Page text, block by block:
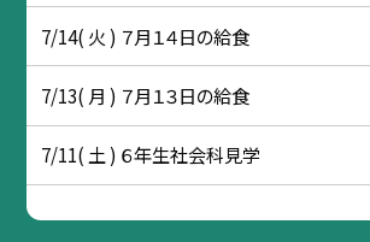
7/14( 火 ) ７月１４日の給食
7/13( 月 ) ７月１３日の給食
7/11( 土 ) ６年生社会科見学